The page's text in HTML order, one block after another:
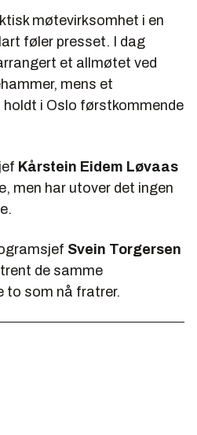
møtevirksomhet i en
føler presset. I dag
et allmøtet ved
mens et
holdt i Oslo førstkommende
Kårstein Eidem Løvaas
men har utover det ingen
Svein Torgersen
de samme
to som nå fratrer.